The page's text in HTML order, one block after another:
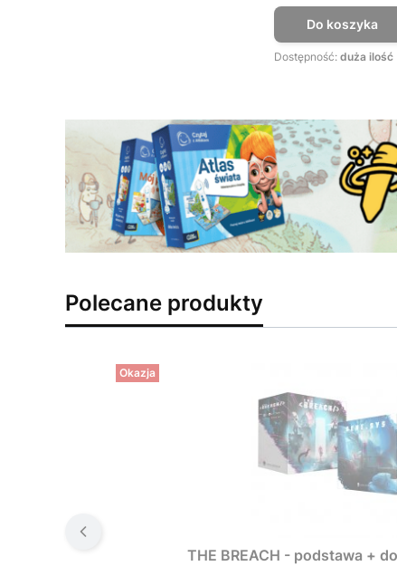
Do koszyka
Dostępność: duża ilość
Polecane produkty
Okazja
THE BREACH - podstawa +